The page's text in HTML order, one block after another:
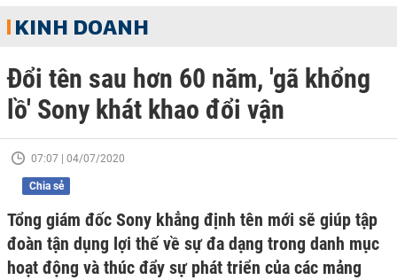
KINH DOANH
Đổi tên sau hơn 60 năm, 'gã khổng
lồ' Sony khát khao đổi vận
07:07 | 04/07/2020
Chia sẻ
Tổng giám đốc Sony khẳng định tên mới sẽ giúp tập
đoàn tận dụng lợi thế về sự đa dạng trong danh mục
hoạt động và thúc đẩy sự phát triển của các mảng